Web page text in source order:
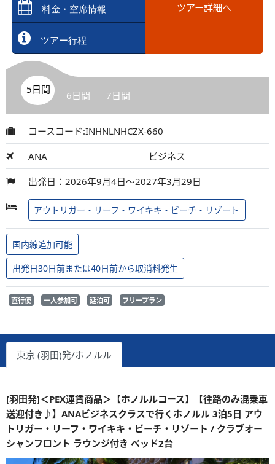
料金・空席情報
ツアー行程
ツアー詳細へ
5日間 6日間 7日間
コースコード:INHNLNHCZX-660
ANA ビジネス
出発日：2026年9月4日～2027年3月29日
アウトリガー・リーフ・ワイキキ・ビーチ・リゾート
国内線追加可能
出発日30日前または40日前から取消料発生
直行便 一人参加可 延泊可 フリープラン
東京 (羽田)発/ホノルル
[羽田発]＜PEX運賃商品＞【ホノルルコース】【往路のみ混乗車
送迎付き♪】ANAビジネスクラスで行くホノルル 3泊5日 アウ
トリガー・リーフ・ワイキキ・ビーチ・リゾート / クラブオー
シャンフロント ラウンジ付き ベッド2台